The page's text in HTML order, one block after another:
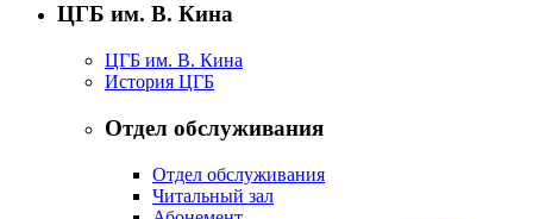
ЦГБ им. В. Кина
ЦГБ им. В. Кина
История ЦГБ
Отдел обслуживания
Отдел обслуживания
Читальный зал